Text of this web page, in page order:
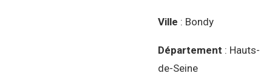
Ville : Bondy
Département : Hauts-
de-Seine